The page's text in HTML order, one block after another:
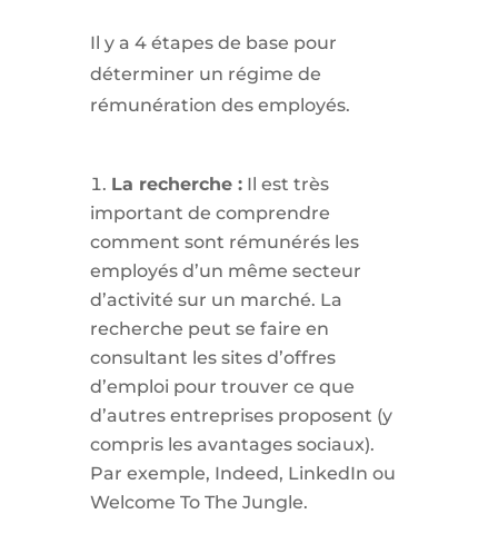
Il y a 4 étapes de base pour
déterminer un régime de
rémunération des employés.
La recherche :Il est très
important de comprendre
comment sont rémunérés les
employés d’un même secteur
d’activité sur un marché. La
recherche peut se faire en
consultant les sites d’offres
d’emploi pour trouver ce que
d’autres entreprises proposent (y
compris les avantages sociaux).
Par exemple, Indeed, LinkedIn ou
Welcome To The Jungle.